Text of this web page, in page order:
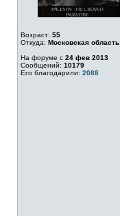
Возраст: 55
Откуда: Московская область
На форуме с 24 фев 2013
Сообщений: 10179
Его благодарили: 2088